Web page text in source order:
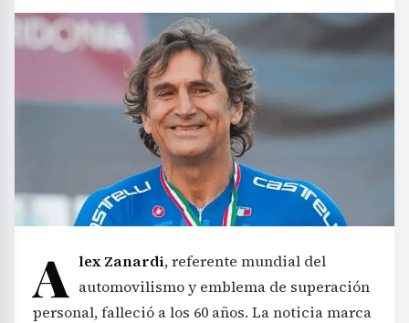
A lex Zanardi, referente mundial del
automovilismo y emblema de superación
personal, falleció a los 60 años. La noticia marca